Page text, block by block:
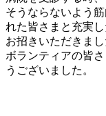
そうならないよう
れた皆さまと充実
お招きいただきま
ボランティアの皆
うございました。